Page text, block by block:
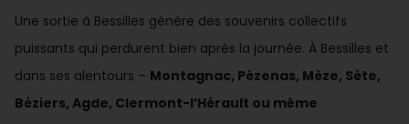
Une sortie à Bessilles génère des souvenirs collectifs
puissants qui perdurent bien après la journée. À Bessilles et
dans ses alentours – Montagnac, Pézenas, Mèze, Sète,
Béziers, Agde, Clermont-l’Hérault ou même